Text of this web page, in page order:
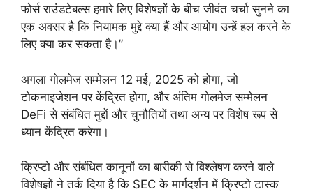
फोर्स राउंडटेबल्स हमारे लिए विशेषज्ञों के बीच जीवंत चर्चा सुनने का
एक अवसर है कि नियामक मुद्दे क्या हैं और आयोग उन्हें हल करने के
लिए क्या कर सकता है।”
अगला गोलमेज सम्मेलन 12 मई, 2025 को होगा, जो
टोकनाइजेशन पर केंद्रित होगा, और अंतिम गोलमेज सम्मेलन
DeFi से संबंधित मुद्दों और चुनौतियों तथा अन्य पर विशेष रूप से
ध्यान केंद्रित करेगा।
क्रिप्टो और संबंधित कानूनों का बारीकी से विश्लेषण करने वाले
विशेषज्ञों ने तर्क दिया है कि SEC के मार्गदर्शन में क्रिप्टो टास्क